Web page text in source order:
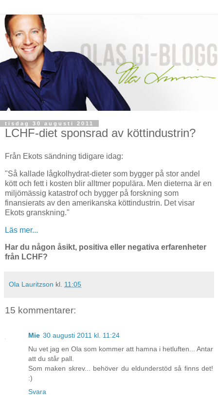
tisdag 30 augusti 2011
LCHF-diet sponsrad av köttindustrin?
Från Ekots sändning tidigare idag:
"Så kallade lågkolhydrat-dieter som bygger på stor andel
kött och fett i kosten blir alltmer populära. Men dieterna är en
miljömässig katastrof och bygger på forskning som
finansierats av den amerikanska köttindustrin. Det visar
Ekots granskning."
Läs mer...
Har du någon åsikt, positiva eller negativa erfarenheter
från LCHF?
Ola Lauritzson kl. 11:05
15 kommentarer:
Mie 30 augusti 2011 kl. 11:24
Nu vet jag en Ola som kommer att hamna i hetluften... Antar
att du står pall.
Som maken skrev... behöver du eldunderstöd så finns det!
:)
Svara